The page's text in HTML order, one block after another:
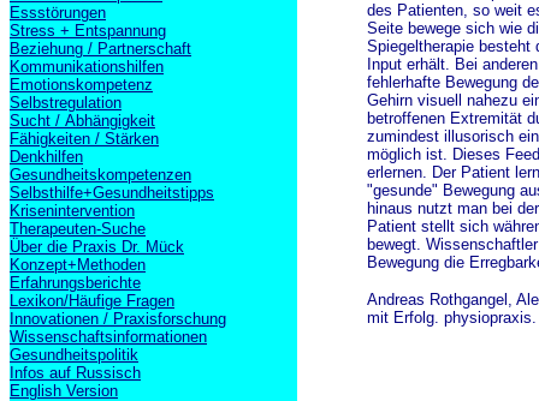
Essstörungen
Stress + Entspannung
Beziehung / Partnerschaft
Kommunikationshilfen
Emotionskompetenz
Selbstregulation
Sucht / Abhängigkeit
Fähigkeiten / Stärken
Denkhilfen
Gesundheitskompetenzen
Selbsthilfe+Gesundheitstipps
Krisenintervention
Therapeuten-Suche
Über die Praxis Dr. Mück
Konzept+Methoden
Erfahrungsberichte
Lexikon/Häufige Fragen
Innovationen / Praxisforschung
Wissenschaftsinformationen
Gesundheitspolitik
Infos auf Russisch
English Version
des Patienten, so weit
Seite bewege sich wie
Spiegeltherapie besteht
Input erhält. Bei
fehlerhafte Bewegung
Gehirn visuell nahezu
betroffenen Extremität
zumindest illusorisch
möglich ist. Dieses
erlernen. Der Patient
"gesunde" Bewegung
hinaus nutzt man bei
Patient stellt sich
bewegt.
Bewegung die
Andreas Rothgangel,
mit Erfolg. physiopraxis.